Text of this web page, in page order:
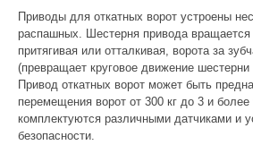
Приводы для откатных ворот устроены
распашных. Шестерня привода
притягивая или отталкивая, ворота за
(превращает круговое движение
Привод откатных ворот может быть
перемещения ворот от 300 кг до 3 и
комплектуются различными датчиками и
безопасности.